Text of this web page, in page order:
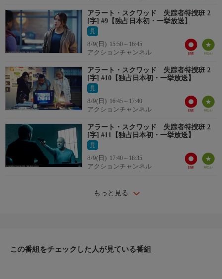
アラート・スクワッド 失踪者特捜班 2
[字] #9【独占日本初・一挙放送】
見
8/9(日) 15:50～16:45
アクションチャンネル
アラート・スクワッド 失踪者特捜班 2
[字] #10【独占日本初・一挙放送】
見
8/9(日) 16:45～17:40
アクションチャンネル
アラート・スクワッド 失踪者特捜班 2
[字] #11【独占日本初・一挙放送】
見
8/9(日) 17:40～18:35
アクションチャンネル
もっと見る
この番組をチェックした人が見ている番組